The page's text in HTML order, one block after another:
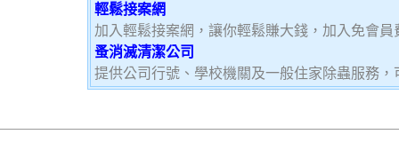
輕鬆接案網
加入輕鬆接案網，讓你輕鬆賺大錢，加入免會
蚤消滅清潔公司
提供公司行號、學校機關及一般住家除蟲服務